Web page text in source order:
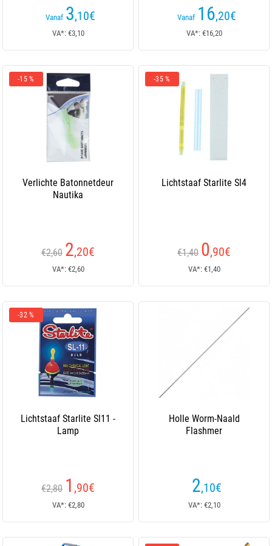
Vanaf 3,10€
VA*: €3,10
Vanaf 16,20€
VA*: €16,20
-15 %
Verlichte Batonnetdeur
Nautika
€2,60 2,20€
VA*: €2,60
-35 %
Lichtstaaf Starlite Sl4
€1,40 0,90€
VA*: €1,40
-32 %
Lichtstaaf Starlite Sl11 -
Lamp
€2,80 1 ,90€
VA*: €2,80
Holle Worm-Naald
Flashmer
2,10€
VA*: €2,10